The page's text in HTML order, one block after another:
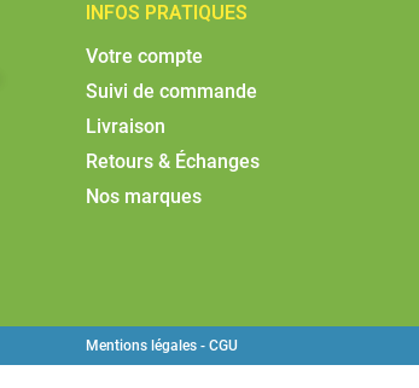
INFOS PRATIQUES
Votre compte
Suivi de commande
Livraison
Retours & Échanges
Nos marques
Mentions légales - CGU